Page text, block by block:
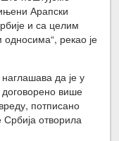
Арапски
и са целим
рекао је
да је у
више
потписано
отворила